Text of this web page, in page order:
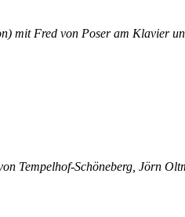
mit Fred von Poser am Klavier
Tempelhof-Schöneberg, Jörn